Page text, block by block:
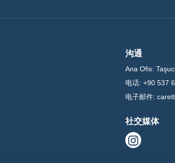
沟通
Ana Ofis:
电话: +90 537
电子邮件:
社交媒体